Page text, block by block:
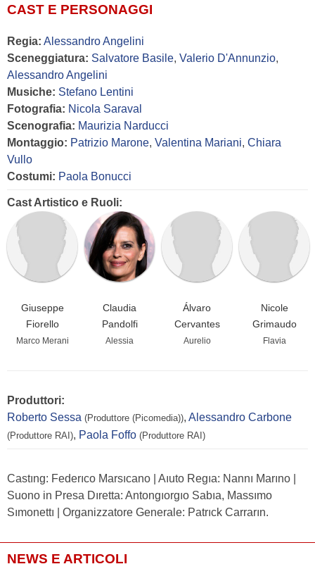
CAST E PERSONAGGI
Regia: Alessandro Angelini
Sceneggiatura: Salvatore Basile, Valerio D'Annunzio,
Alessandro Angelini
Musiche: Stefano Lentini
Fotografia: Nicola Saraval
Scenografia: Maurizia Narducci
Montaggio: Patrizio Marone, Valentina Mariani, Chiara
Vullo
Costumi: Paola Bonucci
Cast Artistico e Ruoli:
Giuseppe
Fiorello
Marco Merani
Claudia
Pandolfi
Alessia
Álvaro
Cervantes
Aurelio
Nicole
Grimaudo
Flavia
Produttori:
Roberto Sessa (Produttore (Picomedia)), Alessandro Carbone
(Produttore RAI), Paola Foffo (Produttore RAI)
Castıng: Federıco Marsıcano | Aıuto Regıa: Nannı Marıno |
Suono in Presa Dıretta: Antongıorgıo Sabıa, Massımo
Sımonettı | Organizzatore Generale: Patrıck Carrarın.
NEWS E ARTICOLI